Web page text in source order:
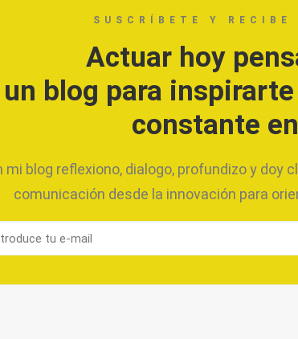
SUSCRÍBETE Y
Actuar hoy
un blog para
constante
mi blog reflexiono, dialogo, profundizo y doy
comunicación desde la innovación para